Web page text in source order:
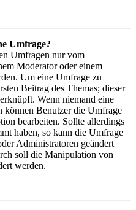
Umfrage?
Umfragen nur vom
Moderator oder einem
Um eine Umfrage zu
Beitrag des Themas; dieser
Wenn niemand eine
können Benutzer die Umfrage
bearbeiten. Sollte allerdings
haben, so kann die Umfrage
Administratoren geändert
soll die Manipulation von
werden.